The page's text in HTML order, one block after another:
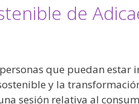
de
que puedan
y la
sesión relativa al